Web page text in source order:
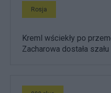
Rosja
Kreml wściekły po
Zacharowa dostała szału